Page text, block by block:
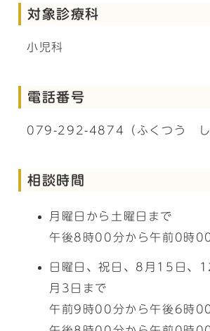
対象診療科
小児科
電話番号
079-292-4874（ふくつう し
相談時間
月曜日から土曜日まで
午後8時00分から午前0時
日曜日、祝日、8月15日、
月3日まで
午前9時00分から午後6時